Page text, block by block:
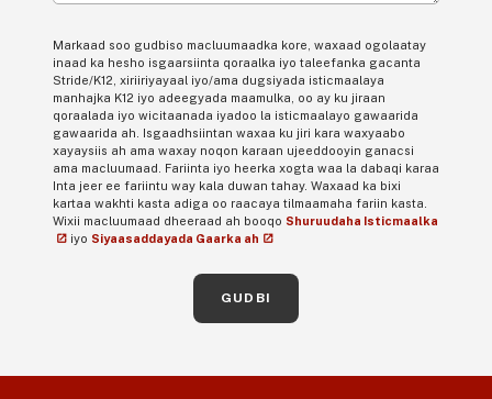
Markaad soo gudbiso macluumaadka kore, waxaad ogolaatay
inaad ka hesho isgaarsiinta qoraalka iyo taleefanka gacanta
Stride/K12, xiriiriyayaal iyo/ama dugsiyada isticmaalaya
manhajka K12 iyo adeegyada maamulka, oo ay ku jiraan
qoraalada iyo wicitaanada iyadoo la isticmaalayo gawaarida
gawaarida ah. Isgaadhsiintan waxaa ku jiri kara waxyaabo
xayaysiis ah ama waxay noqon karaan ujeeddooyin ganacsi
ama macluumaad. Fariinta iyo heerka xogta waa la dabaqi karaa
Inta jeer ee fariintu way kala duwan tahay. Waxaad ka bixi
kartaa wakhti kasta adiga oo raacaya tilmaamaha fariin kasta.
Wixii macluumaad dheeraad ah booqo Shuruudaha Isticmaalka
iyo Siyaasaddayada Gaarka ah
GUDBI